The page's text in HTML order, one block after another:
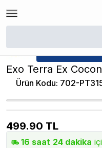
/
Exo Terra Ex
Ürün Kodu: 702-
499.90 TL
16 saat 24 dakika